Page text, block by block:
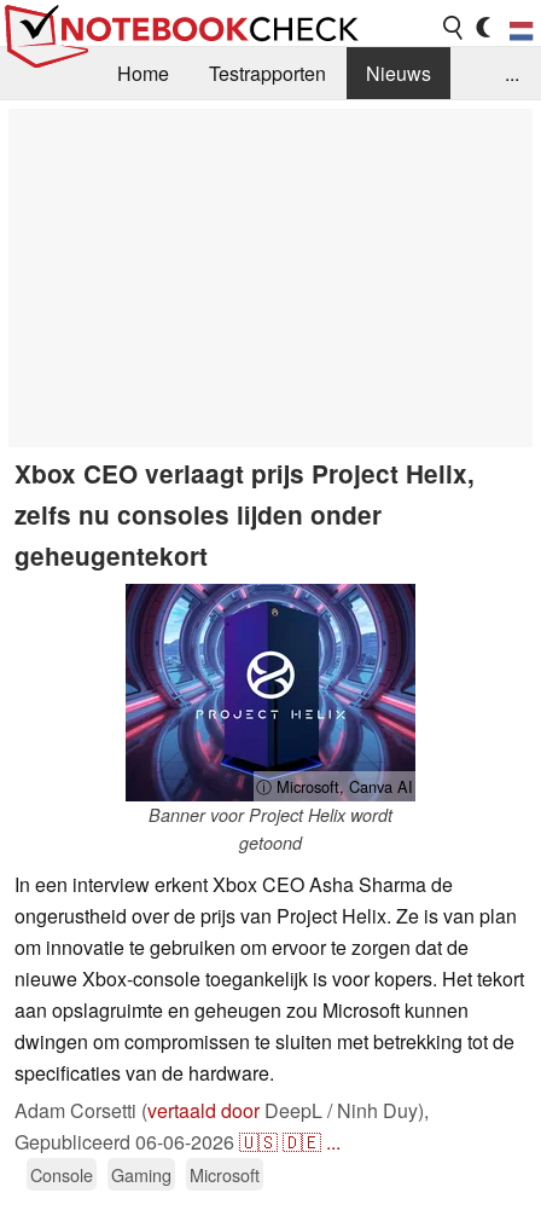
Home Testrapporten
Nieuws
...
Xbox CEO verlaagt prijs Project Helix,
zelfs nu consoles lijden onder
geheugentekort
ⓘ Microsoft, Canva AI
Banner voor Project Helix wordt
getoond
In een interview erkent Xbox CEO Asha Sharma de
ongerustheid over de prijs van Project Helix. Ze is van plan
om innovatie te gebruiken om ervoor te zorgen dat de
nieuwe Xbox-console toegankelijk is voor kopers. Het tekort
aan opslagruimte en geheugen zou Microsoft kunnen
dwingen om compromissen te sluiten met betrekking tot de
specificaties van de hardware.
Adam Corsetti (vertaald doorDeepL / Ninh Duy),
Gepubliceerd 06-06-2026🇺🇸🇩🇪 ...
Console Gaming Microsoft